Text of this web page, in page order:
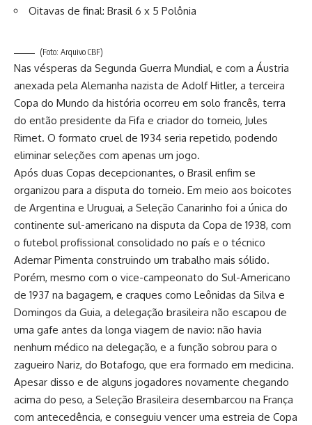
Oitavas de final: Brasil 6 x 5 Polônia
(Foto: Arquivo CBF)
Nas vésperas da Segunda Guerra Mundial, e com a Áustria
anexada pela Alemanha nazista de Adolf Hitler, a terceira
Copa do Mundo da história ocorreu em solo francês, terra
do então presidente da Fifa e criador do torneio, Jules
Rimet. O formato cruel de 1934 seria repetido, podendo
eliminar seleções com apenas um jogo.
Após duas Copas decepcionantes, o Brasil enfim se
organizou para a disputa do torneio. Em meio aos boicotes
de Argentina e Uruguai, a Seleção Canarinho foi a única do
continente sul-americano na disputa da Copa de 1938, com
o futebol profissional consolidado no país e o técnico
Ademar Pimenta construindo um trabalho mais sólido.
Porém, mesmo com o vice-campeonato do Sul-Americano
de 1937 na bagagem, e craques como Leônidas da Silva e
Domingos da Guia, a delegação brasileira não escapou de
uma gafe antes da longa viagem de navio: não havia
nenhum médico na delegação, e a função sobrou para o
zagueiro Nariz, do Botafogo, que era formado em medicina.
Apesar disso e de alguns jogadores novamente chegando
acima do peso, a Seleção Brasileira desembarcou na França
com antecedência, e conseguiu vencer uma estreia de Copa